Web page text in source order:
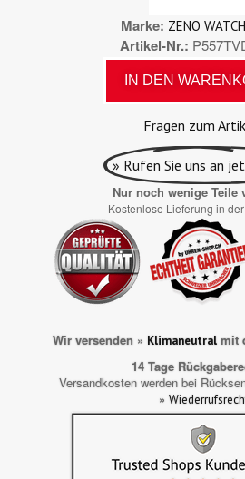
Marke ZENO
Artikel-Nr.
IN DEN
Fragen zum
» Rufen Sie uns an
Nur noch wenige Teile
Kostenlose Lieferung in
Wir versenden » Klimaneutralmit
14 Tage
Versandkosten werden bei
»